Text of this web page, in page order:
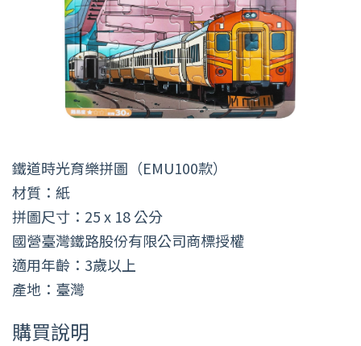
鐵道時光育樂拼圖（EMU100款）
材質：紙
拼圖尺寸：25 x 18 公分
國營臺灣鐵路股份有限公司商標授權
適用年齡：3歲以上
產地：臺灣
購買說明